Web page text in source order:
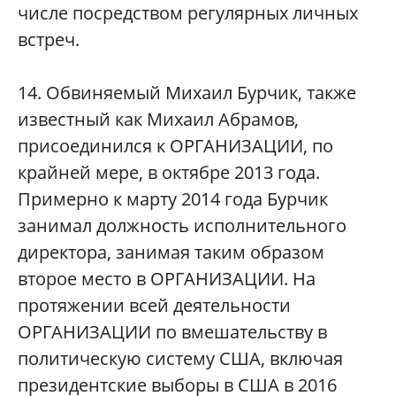
числе посредством регулярных личных
встреч.
14. Обвиняемый Михаил Бурчик, также
известный как Михаил Абрамов,
присоединился к ОРГАНИЗАЦИИ, по
крайней мере, в октябре 2013 года.
Примерно к марту 2014 года Бурчик
занимал должность исполнительного
директора, занимая таким образом
второе место в ОРГАНИЗАЦИИ. На
протяжении всей деятельности
ОРГАНИЗАЦИИ по вмешательству в
политическую систему США, включая
президентские выборы в США в 2016